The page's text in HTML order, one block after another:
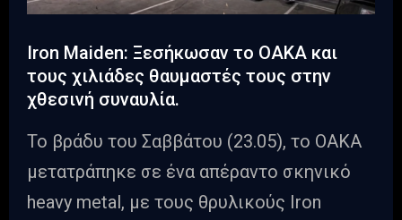
Iron Maiden: Ξεσήκωσαν το ΟΑΚΑ και
τους χιλιάδες θαυμαστές τους στην
χθεσινή συναυλία.
Το βράδυ του Σαββάτου (23.05), το ΟΑΚΑ
μετατράπηκε σε ένα απέραντο σκηνικό
heavy metal, με τους θρυλικούς Iron